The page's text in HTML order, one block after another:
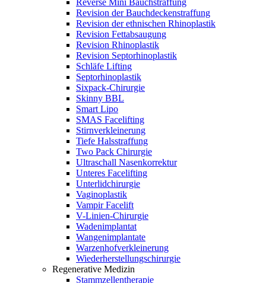
Revision der Bauchdeckenstraffung
Revision der ethnischen Rhinoplastik
Revision Fettabsaugung
Revision Rhinoplastik
Revision Septorhinoplastik
Schläfe Lifting
Septorhinoplastik
Sixpack-Chirurgie
Skinny BBL
Smart Lipo
SMAS Facelifting
Stirnverkleinerung
Tiefe Halsstraffung
Two Pack Chirurgie
Ultraschall Nasenkorrektur
Unteres Facelifting
Unterlidchirurgie
Vaginoplastik
Vampir Facelift
V-Linien-Chirurgie
Wadenimplantat
Wangenimplantate
Warzenhofverkleinerung
Wiederherstellungschirurgie
Regenerative Medizin
Stammzellentherapie